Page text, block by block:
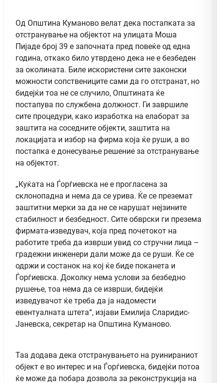
Од Општина Куманово велат дека постапката за
отстранување на објектот на улицата Моша
Пијаде број 39 е започната пред повеќе од една
година, откако било утврдено дека не е безбеден
за околината. Биле искористени сите законски
можности сопствениците сами да го отстранат, но
бидејќи тоа не се случило, Општината ќе
постапува по службена должност. Ги завршиле
сите процедури, како изработка на елаборат за
заштита на соседните објекти, заштита на
локацијата и избор на фирма која ќе руши, а во
постапка е донесување решение за отстранување
на објектот.
„Куќата на Ѓорѓиевска не е прогласена за
склонопадна и нема да се урива. Ќе се преземат
заштитни мерки за да не се нарушат нејзините
стабилност и безбедност. Сите обврски ги презема
фирмата-изведувач, која пред почетокот на
работите треба да изврши увид со стручни лица –
градежни инженери дали може да се руши. Ќе се
одржи и состанок на кој ќе биде поканета и
Ѓорѓиевска. Доколку нема услови за безбедно
рушење, тоа нема да се изврши, бидејќи
изведувачот ќе треба да ја надомести
евентуалната штета“, изјави Емилија Сларидис-
Јаневска, секретар на Општина Куманово.
Таа додава дека отстранувањето на руинираниот
објект е во интерес и на Ѓорѓиевска, бидејќи потоа
ќе може да побара дозвола за реконструкција на